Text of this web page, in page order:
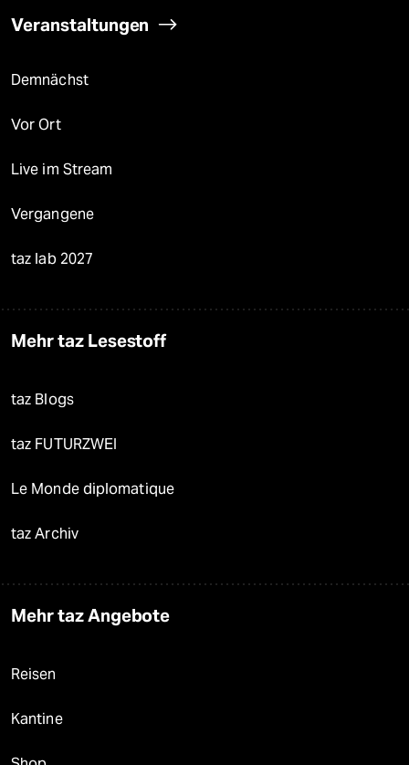
Veranstaltungen
Demnächst
Vor Ort
Live im Stream
Vergangene
taz lab 2027
Mehr taz Lesestoff
taz Blogs
taz FUTURZWEI
Le Monde diplomatique
taz Archiv
Mehr taz Angebote
Reisen
Kantine